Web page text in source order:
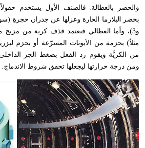
والحصر بالعطالة. فالصنف الأول يستخدم
بحصر البلازما الحارة وعزلها عن جدران حجرةِ
و3)
، وأما العطالي فيعتمد قذف كرية من مزيج
مثلاً) بحزمة من الأيونات المسرّعة أو بحزم
من الكريَّة ويقوم رد الفعل بضغط الجز الداخلي
ومن درجة حرارتها ليجعلها تحقق شروط الاندماج.